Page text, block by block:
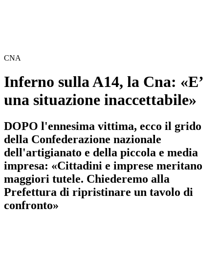
CNA
Inferno sulla A14, la Cna: «E’
una situazione inaccettabile»
DOPO l'ennesima vittima, ecco il grido
della Confederazione nazionale
dell'artigianato e della piccola e media
impresa: «Cittadini e imprese meritano
maggiori tutele. Chiederemo alla
Prefettura di ripristinare un tavolo di
confronto»